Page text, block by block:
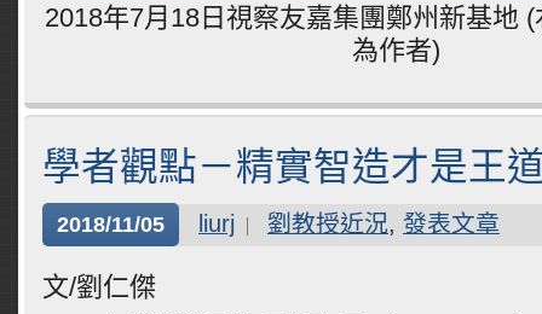
2018年7月18日視察友嘉集團鄭州新基地
為作者)
學者觀點－精實智造才是王
2018/11/05 liurj 劉教授近況, 發表文章
文/劉仁傑